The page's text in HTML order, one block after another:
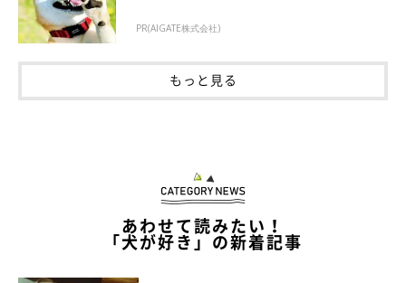
PR(AIGATE株式会社)
もっと見る
あわせて読みたい！
「犬が好き」の新着記事